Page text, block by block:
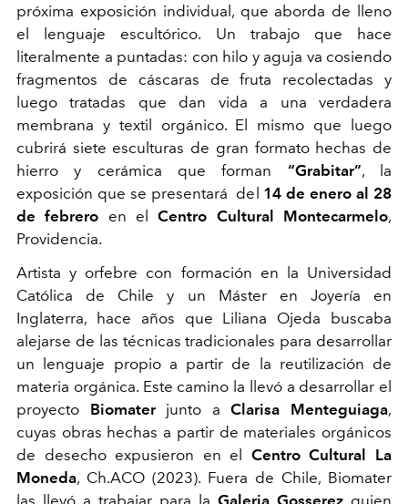
próxima exposición individual, que aborda de lleno
el lenguaje escultórico. Un trabajo que hace
literalmente a puntadas: con hilo y aguja va cosiendo
fragmentos de cáscaras de fruta recolectadas y
luego tratadas que dan vida a una verdadera
membrana y textil orgánico. El mismo que luego
cubrirá siete esculturas de gran formato hechas de
hierro y cerámica que forman “Grabitar”, la
exposición que se presentará del 14 de enero al 28
de febrero en el Centro Cultural Montecarmelo,
Providencia.
Artista y orfebre con formación en la Universidad
Católica de Chile y un Máster en Joyería en
Inglaterra, hace años que Liliana Ojeda buscaba
alejarse de las técnicas tradicionales para desarrollar
un lenguaje propio a partir de la reutilización de
materia orgánica. Este camino la llevó a desarrollar el
proyecto Biomaterjunto aClarisa Menteguiaga,
cuyas obras hechas a partir de materiales orgánicos
de desecho expusieron en el Centro Cultural La
Moneda, Ch.ACO (2023). Fuera de Chile, Biomater
las llevó a trabajar para la Galeria Gosserez quien